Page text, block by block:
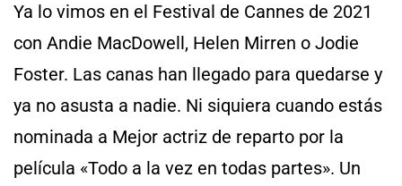
Ya lo vimos en el Festival de Cannes de 2021
con Andie MacDowell, Helen Mirren o Jodie
Foster. Las canas han llegado para quedarse y
ya no asusta a nadie. Ni siquiera cuando estás
nominada a Mejor actriz de reparto por la
película «Todo a la vez en todas partes». Un